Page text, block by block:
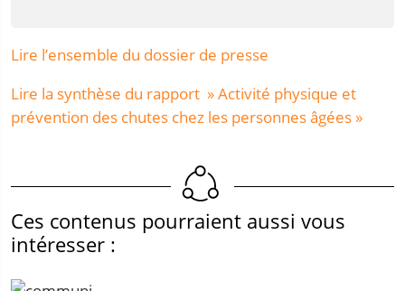
Lire l’ensemble du dossier de presse
Lire la synthèse du rapport » Activité physique et
prévention des chutes chez les personnes âgées »
Ces contenus pourraient aussi vous
intéresser :